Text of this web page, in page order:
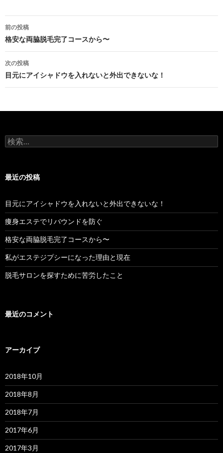
投
稿
ナ
ビ
ゲ
ー
ョ
前の投稿
格安な両脇脱毛完了コースから〜
次の投稿
目元にアイシャドウを入れないと外出できないな！
検
索:
最近の投稿
目元にアイシャドウを入れないと外出できないな！
痩身エステでリバウンドを防ぐ
格安な両脇脱毛完了コースから〜
私がエステジプシーになった理由と現在
脱毛サロンを探すために苦労したこと
最近のコメント
アーカイブ
2018年10月
2018年8月
2018年7月
2017年6月
2017年3月